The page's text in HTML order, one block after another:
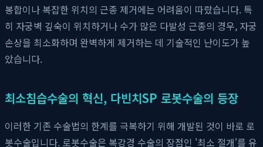
봉합이나 복잡한 위치의 근종 제거에는 어려움이 따랐습니다. 특
히 자궁벽 깊숙이 위치하거나 수가 많은 다발성 근종의 경우, 자궁
손상을 최소화하며 완벽하게 제거하는 데 기술적인 난이도가 높
았습니다.
최소침습수술의 혁신, 다빈치SP 로봇수술의 등장
이러한 기존 수술법의 한계를 극복하기 위해 개발된 것이 바로 로
봇수술입니다. 로봇수술은 복강경 수술의 장점인 '최소 절개'를 유